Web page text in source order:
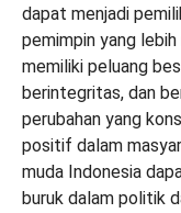
dapat menjadi
pemimpin yang
memiliki peluang
berintegritas, dan
perubahan yang
positif dalam
muda Indonesia
buruk dalam politik